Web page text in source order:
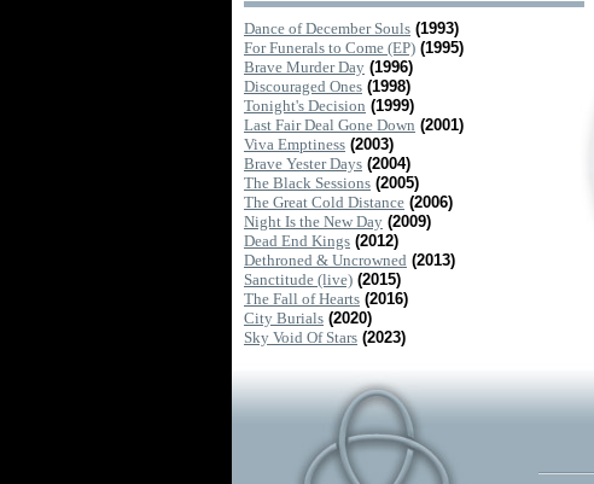
Dance of December Souls (1993)
For Funerals to Come (EP) (1995)
Brave Murder Day (1996)
Discouraged Ones (1998)
Tonight's Decision (1999)
Last Fair Deal Gone Down (2001)
Viva Emptiness (2003)
Brave Yester Days (2004)
The Black Sessions (2005)
The Great Cold Distance (2006)
Night Is the New Day (2009)
Dead End Kings (2012)
Dethroned & Uncrowned (2013)
Sanctitude (live) (2015)
The Fall of Hearts (2016)
City Burials (2020)
Sky Void Of Stars (2023)